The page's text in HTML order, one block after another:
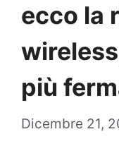
ecco la
più
Dicembre 21,